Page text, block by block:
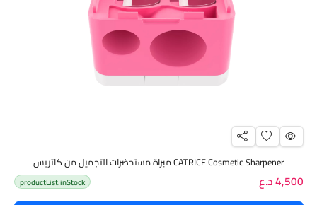
CATRICE Cosmetic Sharpener مبراة مستحضرات التجميل من كاتريس
4,500 د.ع productList.inStock